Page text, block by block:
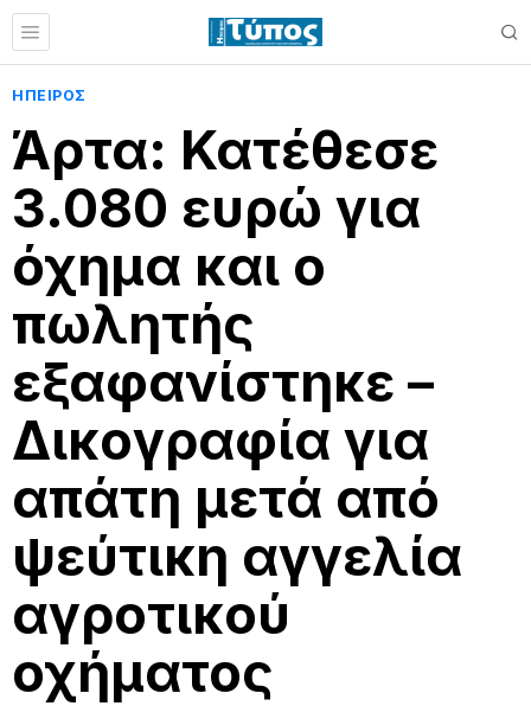
ΗΠΕΙΡΟΣ
Άρτα: Κατέθεσε
3.080 ευρώ για
όχημα και ο
πωλητής
εξαφανίστηκε –
Δικογραφία για
απάτη μετά από
ψεύτικη αγγελία
αγροτικού
οχήματος